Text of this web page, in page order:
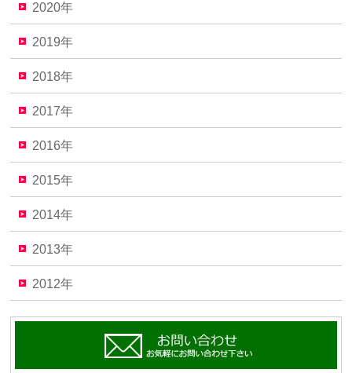
2020年
2019年
2018年
2017年
2016年
2015年
2014年
2013年
2012年